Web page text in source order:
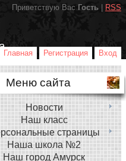
Приветствую Вас Гость RSS
Главная Регистрация Вход
Меню сайта
Новости
Наш класс
страницы
Наша школа №2
Наш город Амурск